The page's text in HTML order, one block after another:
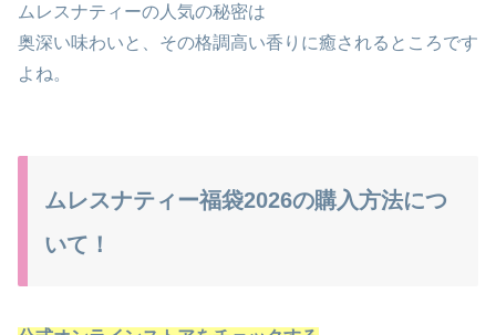
ムレスナティーの人気の秘密は
奥深い味わいと、その格調高い香りに癒されるところです
よね。
ムレスナティー福袋2026の購入方法につ
いて！